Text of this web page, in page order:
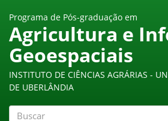
Programa de Pós-graduação em
Agricultura e
Geoespaciais
INSTITUTO DE CIÊNCIAS AGRÁRIAS -
DE UBERLÂNDIA